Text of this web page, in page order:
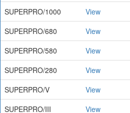
SUPERPRO/1000
View
SUPERPRO/680
View
SUPERPRO/580
View
SUPERPRO/280
View
SUPERPRO/V
View
SUPERPRO/III
View